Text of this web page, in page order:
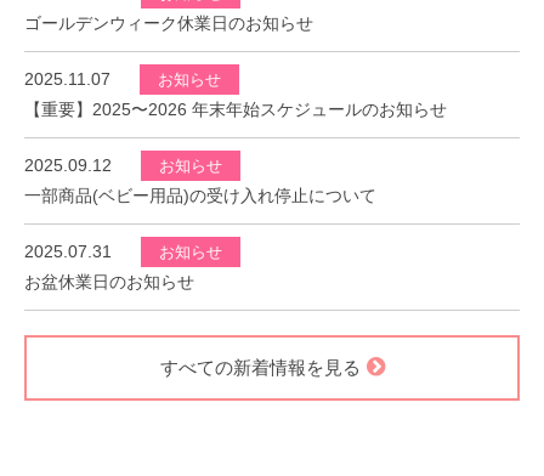
ゴールデンウィーク休業日のお知らせ
2025.11.07 お知らせ
【重要】2025〜2026 年末年始スケジュールのお知らせ
2025.09.12 お知らせ
一部商品(ベビー用品)の受け入れ停止について
2025.07.31 お知らせ
お盆休業日のお知らせ
すべての新着情報を見る